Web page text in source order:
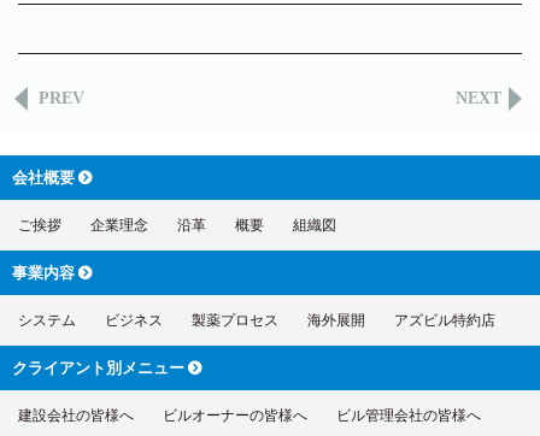
PREV NEXT
会社概要
ご挨拶 企業理念 沿革 概要 組織図
事業内容
システム ビジネス 製薬プロセス 海外展開 アズビル特約店
クライアント別 メニュー
建設会社の皆様へ ビルオーナーの皆様へ ビル管理会社の皆様へ